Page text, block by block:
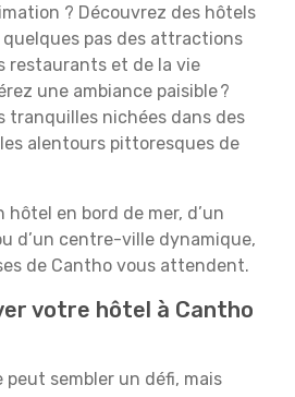
? Découvrez des hôtels
pas des attractions
restaurants et de la vie
une ambiance paisible ?
tranquilles nichées dans des
alentours pittoresques de
hôtel en bord de mer, d’un
d’un centre-ville dynamique,
de Cantho vous attendent.
votre hôtel à Cantho
peut sembler un défi, mais